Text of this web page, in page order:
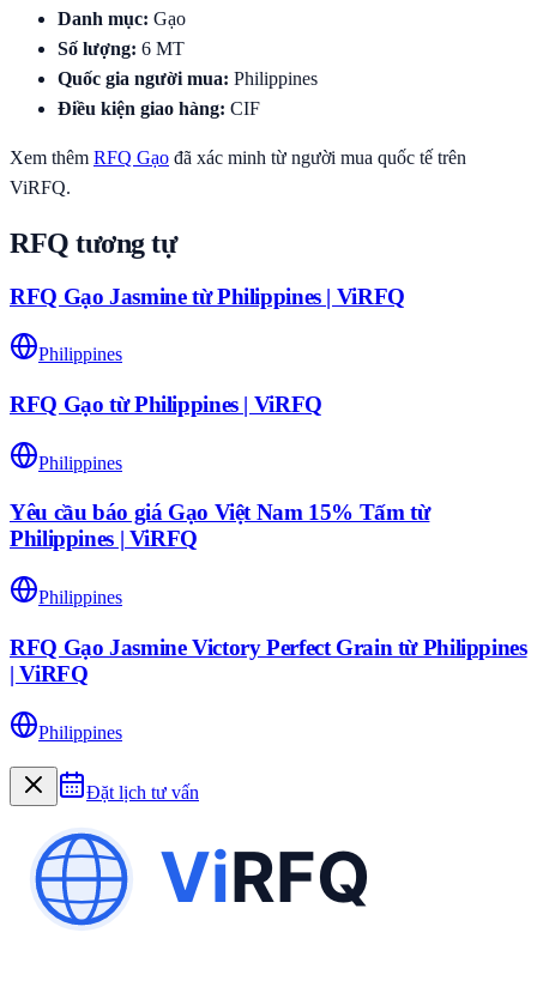
Danh mục: Gạo
Số lượng: 6 MT
Quốc gia người mua: Philippines
Điều kiện giao hàng: CIF
Xem thêm RFQ Gạo đã xác minh từ người mua quốc tế trên
ViRFQ.
RFQ tương tự
RFQ Gạo Jasmine từ Philippines | ViRFQ
Philippines
RFQ Gạo từ Philippines | ViRFQ
Philippines
Yêu cầu báo giá Gạo Việt Nam 15% Tấm từ
Philippines | ViRFQ
Philippines
RFQ Gạo Jasmine Victory Perfect Grain từ Philippines
| ViRFQ
Philippines
Đặt lịch tư vấn